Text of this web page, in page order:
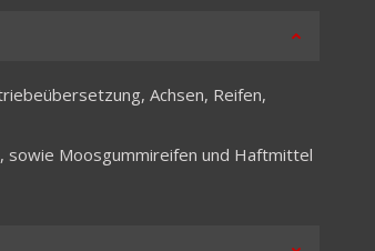
Achsen, Reifen,
sowie Moosgummireifen und Haftmittel